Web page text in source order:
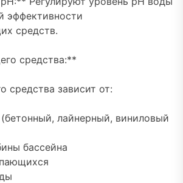
эффективности
средств.
средства:**
средства зависит от:
лайнерный, виниловый
бассейна